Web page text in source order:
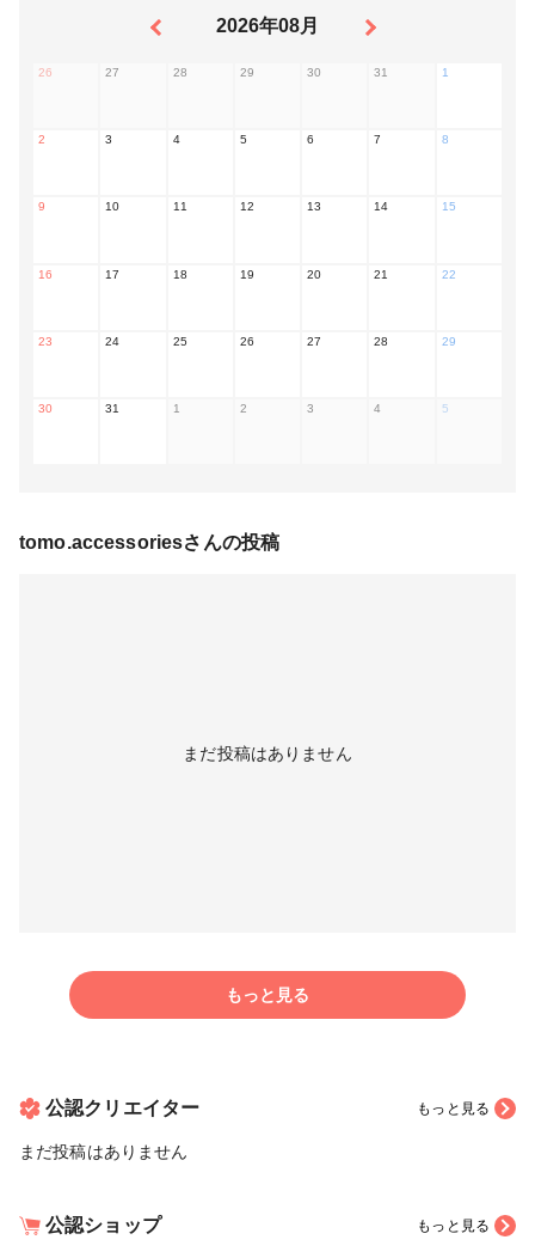
2026年08月
26 27 28 29 30 31 1
2 3 4 5 6 7 8
9 10 11 12 13 14 15
16 17 18 19 20 21 22
23 24 25 26 27 28 29
30 31 1 2 3 4 5
tomo.accessoriesさんの投稿
まだ投稿はありません
もっと見る
公認クリエイター もっと見る
まだ投稿はありません
公認ショップ もっと見る